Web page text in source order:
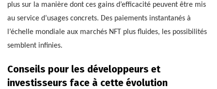
plus sur la manière dont ces gains d’efficacité peuvent être mis
au service d’usages concrets. Des paiements instantanés à
l’échelle mondiale aux marchés NFT plus fluides, les possibilités
semblent infinies.
Conseils pour les développeurs et
investisseurs face à cette évolution